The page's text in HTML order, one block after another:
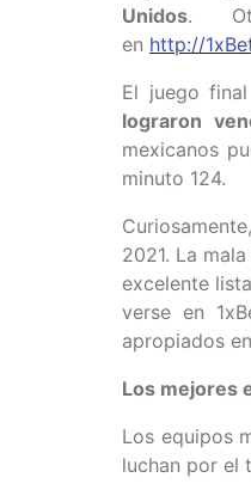
Unidos.
en http://
El juego
lograron
mexicanos
minuto 124.
2021. La
excelente
verse en
apropiados
Los mejores
Los equipos
luchan por el